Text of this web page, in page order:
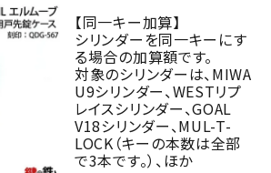
【同一キー加算】
シリンダーを同一キーにす
る場合の加算額です。
対象のシリンダーは、MIWA
U9シリンダー、WESTリプ
レイスシリンダー、GOAL
V18シリンダー、MUL-T-
LOCK（キーの本数は全部
で3本です。）、ほか